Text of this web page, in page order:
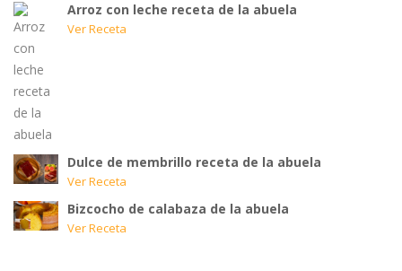
Arroz con leche receta de la abuela
Ver Receta
Dulce de membrillo receta de la abuela
Ver Receta
Bizcocho de calabaza de la abuela
Ver Receta